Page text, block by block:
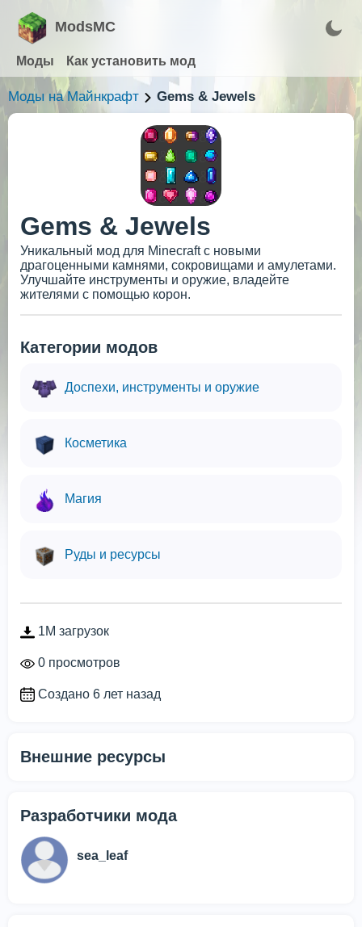
ModsMC
Моды Как установить мод
Моды на Майнкрафт Gems & Jewels
Gems & Jewels
Уникальный мод для Minecraft с новыми
драгоценными камнями, сокровищами и амулетами.
Улучшайте инструменты и оружие, владейте
жителями с помощью корон.
Категории модов
Доспехи, инструменты и оружие
Косметика
Магия
Руды и ресурсы
1M загрузок
0 просмотров
Создано 6 лет назад
Внешние ресурсы
Разработчики мода
sea_leaf